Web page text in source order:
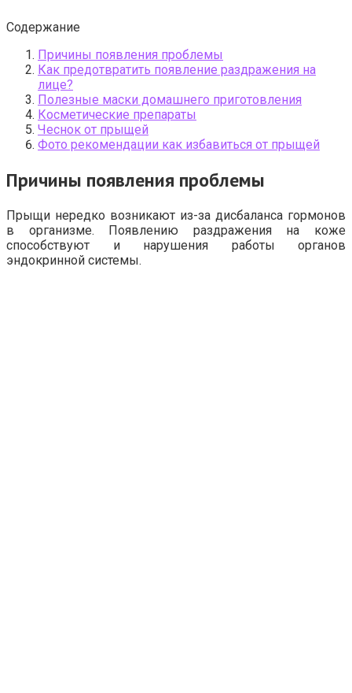
Содержание
Причины появления проблемы
Как предотвратить появление раздражения на
лице?
Полезные маски домашнего приготовления
Косметические препараты
Чеснок от прыщей
Фото рекомендации как избавиться от прыщей
Причины появления проблемы
Прыщи нередко возникают из-за дисбаланса гормонов
в организме. Появлению раздражения на коже
способствуют и нарушения работы органов
эндокринной системы.